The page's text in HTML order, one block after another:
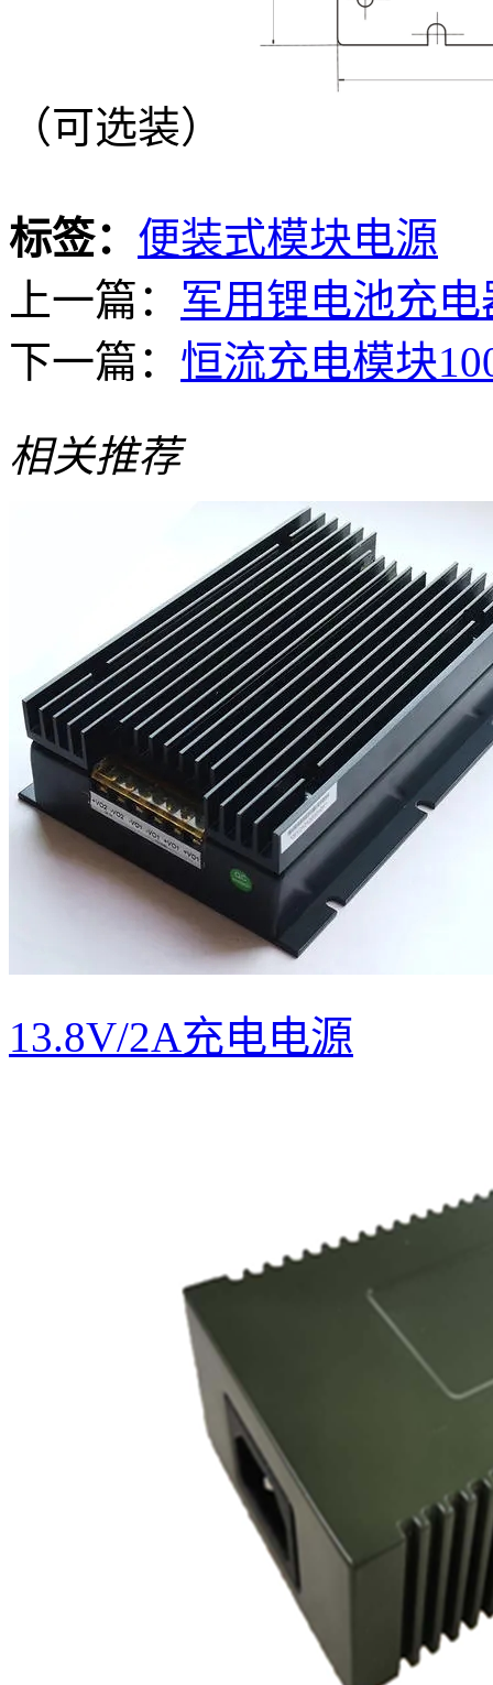
（可选装）
标签： 便装式模块电源
上一篇： 军用锂电池充电
下一篇： 恒流充电模块
相关推荐
13.8V/2A充电电源